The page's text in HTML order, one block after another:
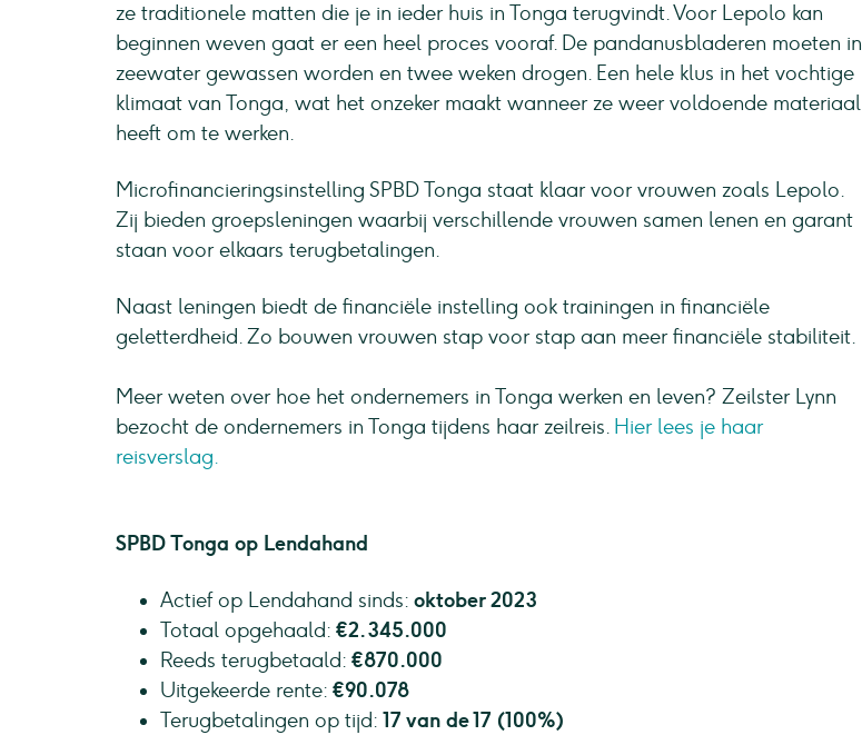
ze traditionele matten die je in ieder huis in Tonga terugvindt. Voor Lepolo kan
beginnen weven gaat er een heel proces vooraf. De pandanusbladeren moeten in
zeewater gewassen worden en twee weken drogen. Een hele klus in het vochtige
klimaat van Tonga, wat het onzeker maakt wanneer ze weer voldoende materiaal
heeft om te werken.
Microfinancieringsinstelling SPBD Tonga staat klaar voor vrouwen zoals Lepolo.
Zij bieden groepsleningen waarbij verschillende vrouwen samen lenen en garant
staan voor elkaars terugbetalingen.
Naast leningen biedt de financiële instelling ook trainingen in financiële
geletterdheid. Zo bouwen vrouwen stap voor stap aan meer financiële stabiliteit.
Meer weten over hoe het ondernemers in Tonga werken en leven? Zeilster Lynn
bezocht de ondernemers in Tonga tijdens haar zeilreis. Hier lees je haar
reisverslag.
SPBD Tonga op Lendahand
Actief op Lendahand sinds: oktober 2023
Totaal opgehaald: €2.345.000
Reeds terugbetaald: €870.000
Uitgekeerde rente: €90.078
Terugbetalingen op tijd: 17 van de 17 (100%)